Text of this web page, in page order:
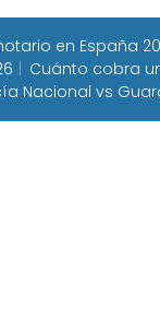
en España
Cuánto cobra
Nacional vs